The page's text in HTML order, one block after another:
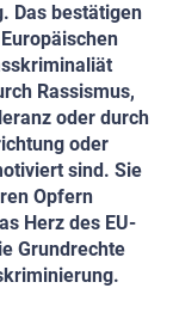
Das bestätigen
Rassismus,
oder durch
oder
sind. Sie
Opfern
Herz des EU-
Grundrechte